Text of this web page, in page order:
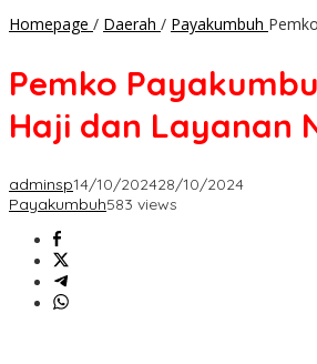
Homepage / Daerah / Payakumbuh
Pemko
Haji dan Layanan
adminsp14/10/202428/10/2024
Payakumbuh583 views